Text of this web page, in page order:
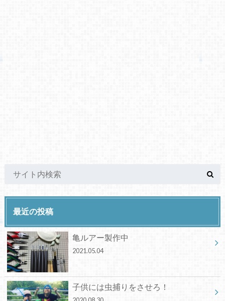
最近の投稿
亀ルアー製作中
2021.05.04
子供には虫捕りをさせろ！